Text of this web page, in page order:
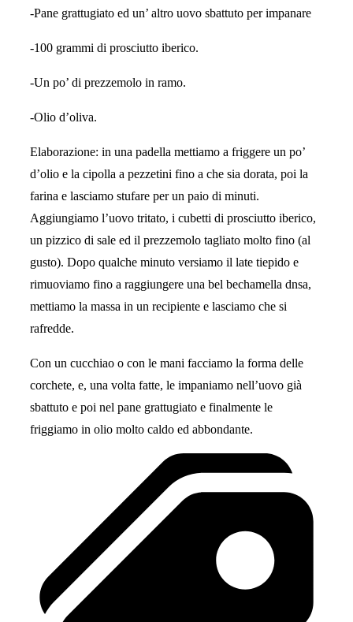
-Pane grattugiato ed un’ altro uovo sbattuto per impanare
-100 grammi di prosciutto iberico.
-Un po’ di prezzemolo in ramo.
-Olio d’oliva.
Elaborazione: in una padella mettiamo a friggere un po’
d’olio e la cipolla a pezzetini fino a che sia dorata, poi la
farina e lasciamo stufare per un paio di minuti.
Aggiungiamo l’uovo tritato, i cubetti di prosciutto iberico,
un pizzico di sale ed il prezzemolo tagliato molto fino (al
gusto). Dopo qualche minuto versiamo il late tiepido e
rimuoviamo fino a raggiungere una bel bechamella dnsa,
mettiamo la massa in un recipiente e lasciamo che si
rafredde.
Con un cucchiao o con le mani facciamo la forma delle
corchete, e, una volta fatte, le impaniamo nell’uovo già
sbattuto e poi nel pane grattugiato e finalmente le
friggiamo in olio molto caldo ed abbondante.